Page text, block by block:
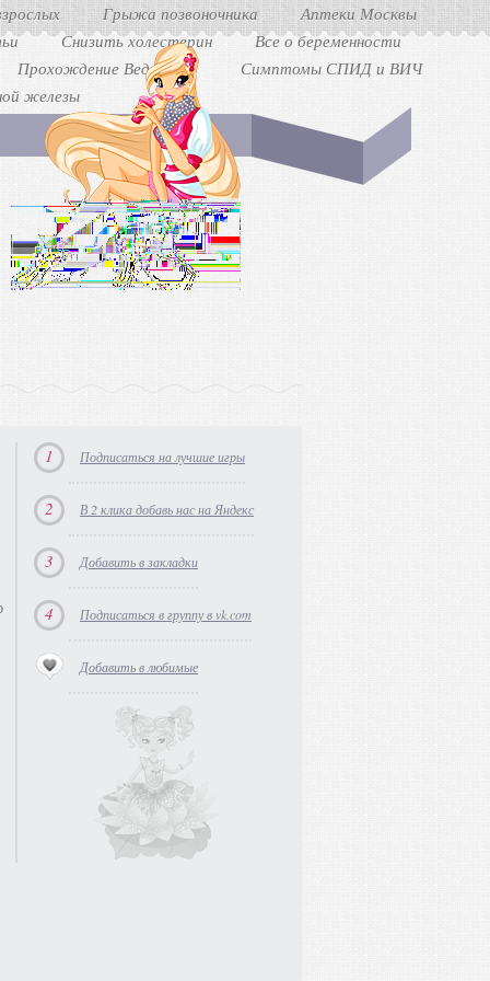
Грыжа позвоночника
Аптеки Москвы
Снизить холестерин
Все о беременности
Прохождение Ведьмак 3
Симптомы СПИД и ВИЧ
железы
1 Подписаться на лучшие игры
2 В 2 клика добавь нас на Яндекс
3 Добавить в закладки
4 Подписаться в группу в vk.com
Добавить в любимые